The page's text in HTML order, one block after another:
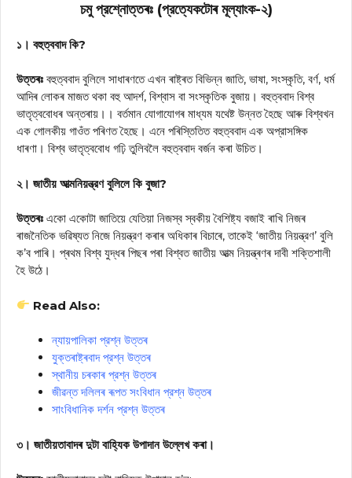
চমু প্রশ্নোত্তৰঃ (প্রত্যেকটোৰ মূল্যাংক-২)
১। বহুত্ববাদ কি?
উত্তৰঃ বহুত্ববাদ বুলিলে সাধাৰণতে এখন ৰাষ্ট্ৰত বিভিন্ন জাতি, ভাষা, সংস্কৃতি, বর্ণ, ধৰ্ম
আদিৰ লোকৰ মাজত থকা বহু আদর্শ, বিশ্বাস বা সংস্কৃতিক বুজায়। বহুত্ববাদ বিশ্ব
ভাতৃত্ববোধৰ অন্তৰায়।। বর্তমান যোগাযোগৰ মাধ্যম যথেষ্ট উন্নত হৈছে আৰু বিশ্বখন
এক গোলকীয় গাওঁত পৰিণত হৈছে। এনে পৰিস্তিতিত বহুত্ববাদ এক অপ্রাসঙ্গিক
ধাৰণা। বিশ্ব ভাতৃত্ববোধ গঢ়ি তুলিবলৈ বহুত্ববাদ বর্জন কৰা উচিত।
২। জাতীয় আত্মনিয়ন্ত্রণ বুলিলে কি বুজা?
উত্তৰঃ একো একোটা জাতিয়ে যেতিয়া নিজস্ব স্বকীয় বৈশিষ্ট্য বজাই ৰাখি নিজৰ
ৰাজনৈতিক ভৱিষ্যত নিজে নিয়ন্ত্রণ কৰাৰ অধিকাৰ বিচাৰে, তাকেই ‘জাতীয় নিয়ন্ত্রণ’ বুলি
ক’ব পাৰি। প্ৰথম বিশ্ব যুদ্ধৰ পিছৰ পৰা বিশ্বত জাতীয় আত্ম নিয়ন্ত্ৰণৰ দাবী শক্তিশালী
হৈ উঠে।
Read Also:
ন্যায়পালিকা প্রশ্ন উত্তৰ
যুক্তৰাষ্ট্ৰবাদ প্রশ্ন উত্তৰ
স্থানীয় চৰকাৰ প্রশ্ন উত্তৰ
জীৱন্ত দলিলৰ ৰূপত সংবিধান প্রশ্ন উত্তৰ
সাংবিধানিক দর্শন প্রশ্ন উত্তৰ
৩। জাতীয়তাবাদৰ দুটা বাহ্যিক উপাদান উল্লেখ কৰা।